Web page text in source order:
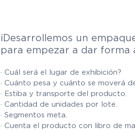
¡Desarrollemos un
para empezar a dar forma
· Cuál será el lugar de exhibición?
· Cuánto pesa y cuánto se moverá
· Estiba y transporte del producto.
· Cantidad de unidades por lote.
· Segmentos meta.
· Cuenta el producto con libro de